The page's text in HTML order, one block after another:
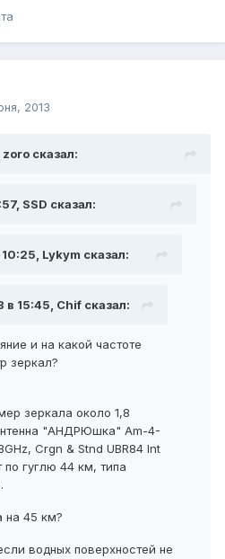
2013
сказал:
SSD сказал:
Lykym сказал:
в 15:45, Chif сказал:
и на какой частоте
зеркал?
зеркала около 1,8
"АНДРЮшка" Am-4-
Crgn & Stnd UBR84 Int
по гуглю 44 км, типа
на 45 км?
водных поверхностей не